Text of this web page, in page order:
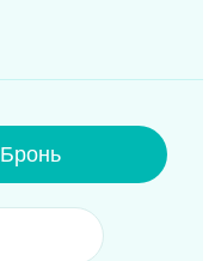
Бронь